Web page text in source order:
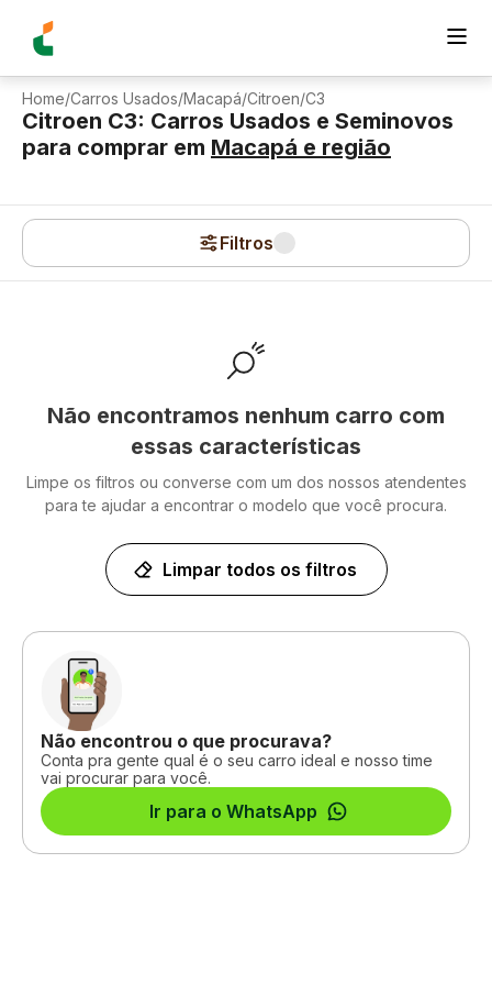
Home/Carros Usados/Macapá/Citroen/C3
Citroen C3: Carros Usados e Seminovos
para comprar em Macapá e região
Filtros
Não encontramos nenhum carro com
essas características
Limpe os filtros ou converse com um dos nossos atendentes
para te ajudar a encontrar o modelo que você procura.
Limpar todos os filtros
Não encontrou o que procurava?
Conta pra gente qual é o seu carro ideal e nosso time
vai procurar para você.
Ir para o WhatsApp